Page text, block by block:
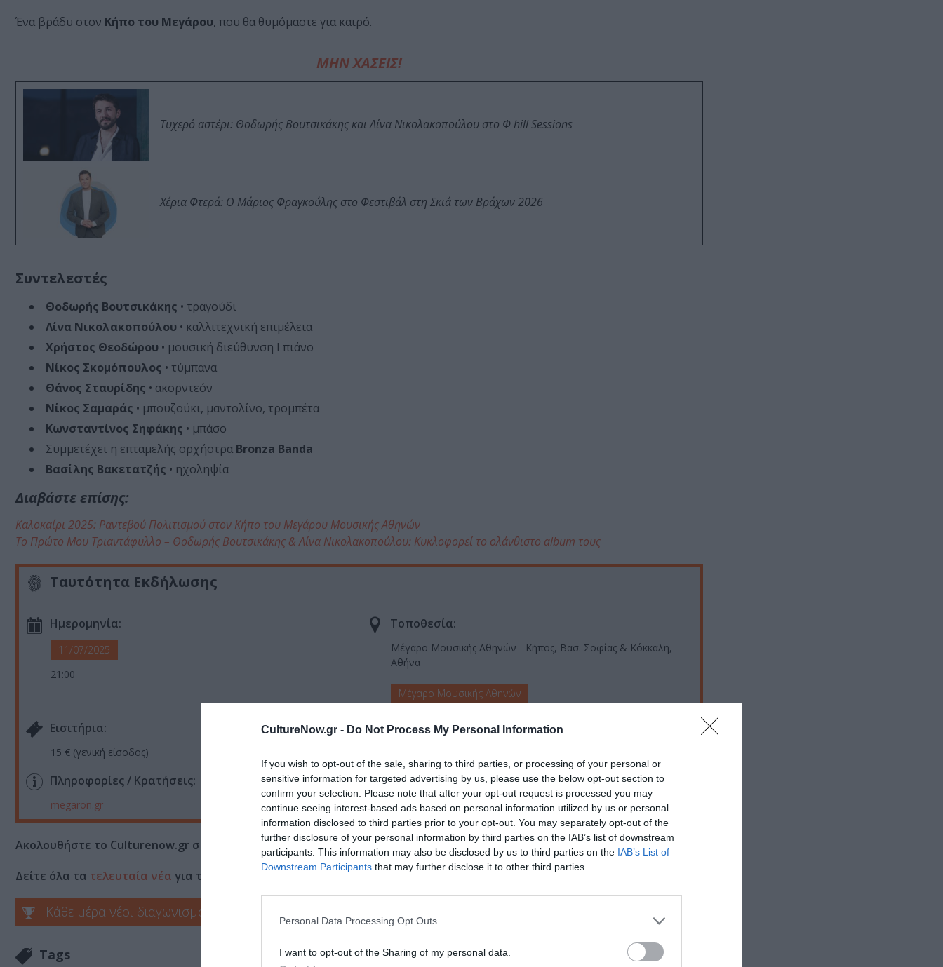
CultureNow.gr - Do Not Process My Personal Information
If you wish to opt-out of the sale, sharing to third parties, or processing of your personal or
sensitive information for targeted advertising by us, please use the below opt-out section to
confirm your selection. Please note that after your opt-out request is processed you may
continue seeing interest-based ads based on personal information utilized by us or personal
information disclosed to third parties prior to your opt-out. You may separately opt-out of the
further disclosure of your personal information by third parties on the IAB’s list of downstream
participants. This information may also be disclosed by us to third parties on the IAB’s List of
Downstream Participants that may further disclose it to other third parties.
Personal Data Processing Opt Outs
I want to opt-out of the Sharing of my personal data.
Ένα βράδυ στον Κήπο του Μεγάρου, που θα θυμόμαστε για καιρό.
ΜΗΝ ΧΑΣΕΙΣ!
Τυχερό αστέρι: Θοδωρής Βουτσικάκης και Λίνα Νικολακοπούλου στο Φ hill Sessions
Χέρια Φτερά: Ο Μάριος Φραγκούλης στο Φεστιβάλ στη Σκιά των Βράχων 2026
Συντελεστές
Θοδωρής Βουτσικάκης • τραγούδι
Λίνα Νικολακοπούλου • καλλιτεχνική επιμέλεια
Χρήστος Θεοδώρου • μουσική διεύθυνση Ι πιάνο
Νίκος Σκομόπουλος • τύμπανα
Θάνος Σταυρίδης • ακορντεόν
Νίκος Σαμαράς • μπουζούκι, μαντολίνο, τρομπέτα
Κωνσταντίνος Σηφάκης • μπάσο
Συμμετέχει η επταμελής ορχήστρα Bronza Banda
Βασίλης Βακετατζής • ηχοληψία
Διαβάστε επίσης:
Καλοκαίρι 2025: Ραντεβού Πολιτισμού στον Κήπο του Μεγάρου Μουσικής Αθηνών
Το Πρώτο Μου Τριαντάφυλλο – Θοδωρής Βουτσικάκης & Λίνα Νικολακοπούλου: Κυκλοφορεί το ολάνθιστο album τους
Ταυτότητα Εκδήλωσης
Ημερομηνία:
11/07/2025
21:00
Τοποθεσία:
Μέγαρο Μουσικής Αθηνών - Κήπος, Βασ. Σοφίας & Κόκκαλη,
Αθήνα
Μέγαρο Μουσικής Αθηνών
Eισιτήρια:
15 € (γενική είσοδος)
Πληροφορίες / Κρατήσεις:
megaron.gr
Ακολουθήστε το Culturenow.gr στο Google Newsκαι μάθετε πρώτοι όλες τις ειδήσεις
Δείτε όλα τα τελευταία νέα για την Τέχνη και τον Πολιτισμό στο Culturenow.gr
Κάθε μέρα νέοι διαγωνισμοί στο Culturenow.gr
Tags